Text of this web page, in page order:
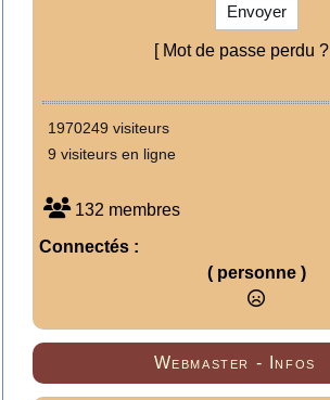
Envoyer
[ Mot de passe perdu ?
1970249 visiteurs
9 visiteurs en ligne
132 membres
Connectés :
( personne )
Webmaster - Infos